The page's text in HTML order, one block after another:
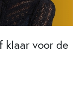
klaar voor de